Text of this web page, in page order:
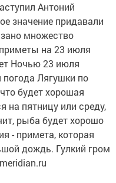
Антоний
значение придавали
множество
на 23 июля
Ночью 23 июля
погода Лягушки по
будет хорошая
на пятницу или среду,
рыба будет хорошо
- примета, которая
дождь. Гулкий гром